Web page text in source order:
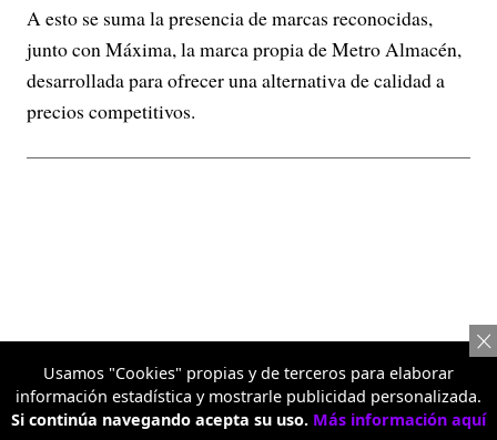
A esto se suma la presencia de marcas reconocidas,
junto con Máxima, la marca propia de Metro Almacén,
desarrollada para ofrecer una alternativa de calidad a
precios competitivos.
Usamos "Cookies" propias y de terceros para elaborar
información estadística y mostrarle publicidad personalizada.
Si continúa navegando acepta su uso. Más información aquí